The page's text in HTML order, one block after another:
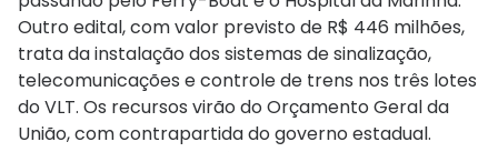
Outro edital, com valor previsto de R$ 446 milhões,
trata da instalação dos sistemas de sinalização,
telecomunicações e controle de trens nos três lotes
do VLT. Os recursos virão do Orçamento Geral da
União, com contrapartida do governo estadual.